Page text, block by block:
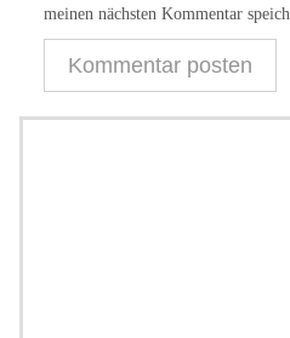
meinen nächsten Kommentar